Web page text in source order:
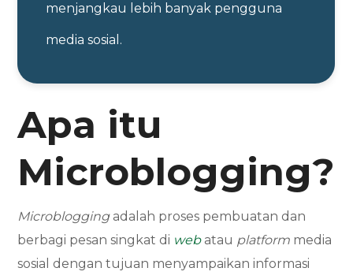
menjangkau lebih banyak pengguna
media sosial.
Apa itu
Microblogging?
Microbloggingadalah proses pembuatan dan
berbagi pesan singkat di webatau platform media
sosial dengan tujuan menyampaikan informasi